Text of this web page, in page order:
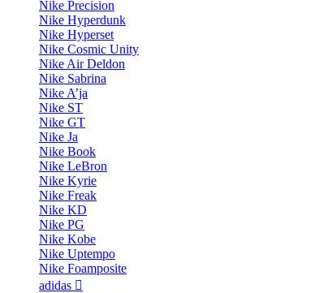
Nike Precision
Nike Hyperdunk
Nike Hyperset
Nike Cosmic Unity
Nike Air Deldon
Nike Sabrina
Nike A’ja
Nike ST
Nike GT
Nike Ja
Nike Book
Nike LeBron
Nike Kyrie
Nike Freak
Nike KD
Nike PG
Nike Kobe
Nike Uptempo
Nike Foamposite
adidas